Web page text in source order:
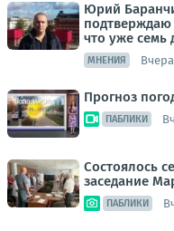
Юрий
что уже семь
МНЕНИЯ
Прогноз
ПАБЛИКИ
Состоялось
заседание
ПАБЛИКИ